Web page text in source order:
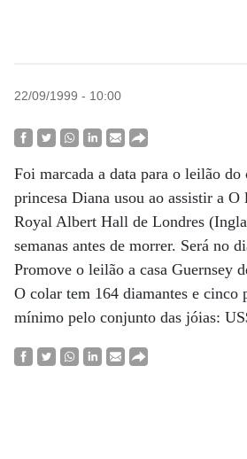
22/09/1999 - 10:00
Foi marcada a data para o leilão
princesa Diana usou ao assistir a O
Royal Albert Hall de Londres
semanas antes de morrer. Será no
Promove o leilão a casa Guernsey
O colar tem 164 diamantes e cinco
mínimo pelo conjunto das jóias: